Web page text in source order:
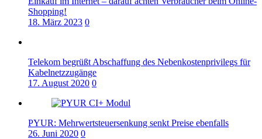
Shopping!
18. März 2023 0
Telekom begrüßt Abschaffung des Nebenkostenprivilegs für
Kabelnetzzugänge
17. August 2020 0
PYUR: Mehrwertsteuersenkung senkt Preise ebenfalls
26. Juni 2020 0